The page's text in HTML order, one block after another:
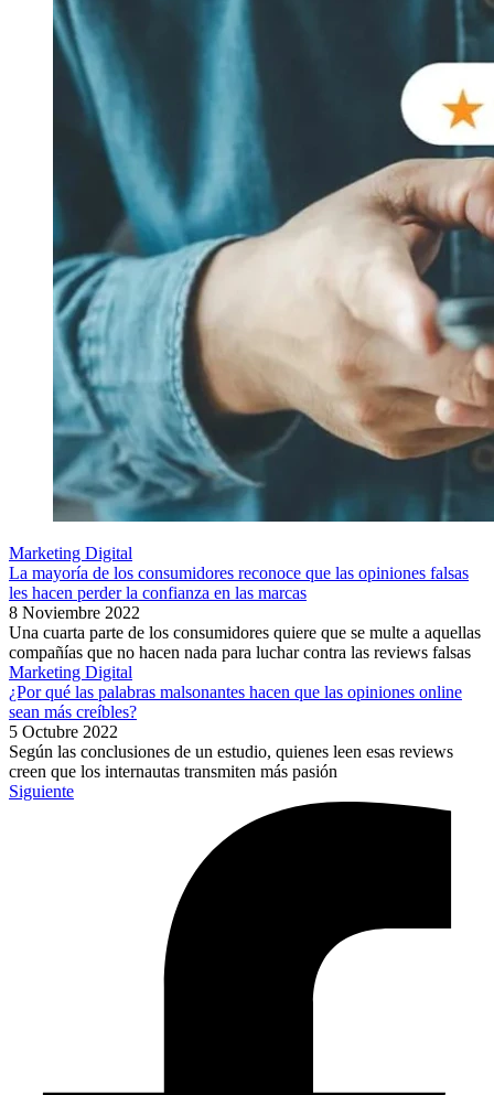
Marketing Digital
La mayoría de los consumidores reconoce que las opiniones falsas
les hacen perder la confianza en las marcas
8 Noviembre 2022
Una cuarta parte de los consumidores quiere que se multe a aquellas
compañías que no hacen nada para luchar contra las reviews falsas
Marketing Digital
¿Por qué las palabras malsonantes hacen que las opiniones online
sean más creíbles?
5 Octubre 2022
Según las conclusiones de un estudio, quienes leen esas reviews
creen que los internautas transmiten más pasión
Siguiente